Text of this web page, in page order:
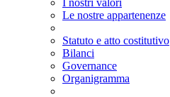
I nostri valori
Le nostre appartenenze
Statuto e atto costitutivo
Bilanci
Governance
Organigramma